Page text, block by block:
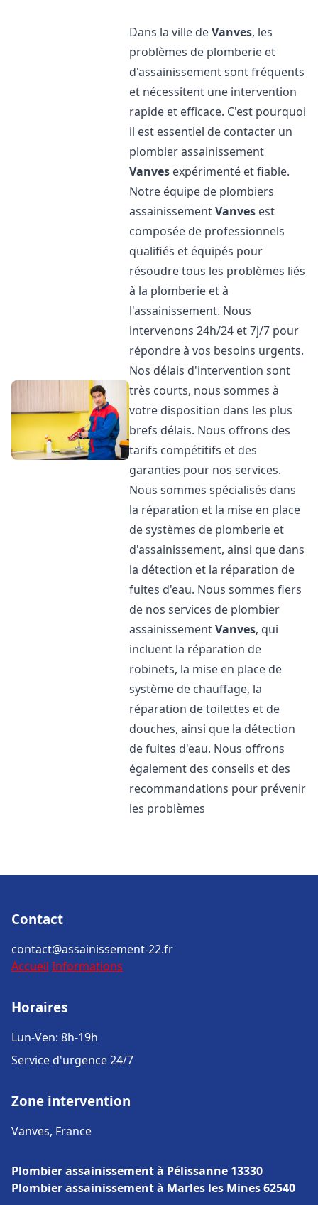
Dans la ville deVanves, les
problèmes de plomberie et
d'assainissement sont fréquents
et nécessitent une intervention
rapide et efficace. C'est pourquoi
il est essentiel de contacter un
plombier assainissement
Vanves expérimenté et fiable.
Notre équipe de plombiers
assainissementVanves est
composée de professionnels
qualifiés et équipés pour
résoudre tous les problèmes liés
à la plomberie et à
l'assainissement. Nous
intervenons 24h/24 et 7j/7 pour
répondre à vos besoins urgents.
Nos délais d'intervention sont
très courts, nous sommes à
votre disposition dans les plus
brefs délais. Nous offrons des
tarifs compétitifs et des
garanties pour nos services.
Nous sommes spécialisés dans
la réparation et la mise en place
de systèmes de plomberie et
d'assainissement, ainsi que dans
la détection et la réparation de
fuites d'eau. Nous sommes fiers
de nos services de plombier
assainissementVanves, qui
incluent la réparation de
robinets, la mise en place de
système de chauffage, la
réparation de toilettes et de
douches, ainsi que la détection
de fuites d'eau. Nous offrons
également des conseils et des
recommandations pour prévenir
les problèmes
Contact
contact@assainissement-22.fr
Accueil Informations
Horaires
Lun-Ven: 8h-19h
Service d'urgence 24/7
Zone intervention
Vanves, France
Plombier assainissement à Pélissanne 13330
Plombier assainissement à Marles les Mines 62540